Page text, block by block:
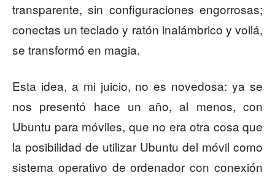
transparente, sin configuraciones engorrosas;
conectas un teclado y ratón inalámbrico y voilá,
se transformó en magia.
Esta idea, a mi juicio, no es novedosa: ya se
nos presentó hace un año, al menos, con
Ubuntu para móviles, que no era otra cosa que
la posibilidad de utilizar Ubuntu del móvil como
sistema operativo de ordenador con conexión